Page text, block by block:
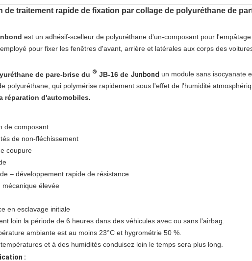
de traitement rapide de fixation par collage de polyuréthane de
est un adhésif-scelleur de polyuréthane d'un-composant pour
pour fixer les fenêtres d'avant, arrière et latérales aux corps des
de pare-brise du ® JB-16 de Junbond un module sans isocyanate
polyuréthane, qui polymérise rapidement sous l'effet de l'humidité
réparation d'automobiles.
de composant
de non-fléchissement
coupure
– développement rapide de résistance
mécanique élevée
en esclavage initiale
loin la période de 6 heures dans des véhicules avec ou sans l'airbag.
ambiante est au moins 23°C et hygrométrie 50 %.
et à des humidités conduisez loin le temps sera plus long.
: